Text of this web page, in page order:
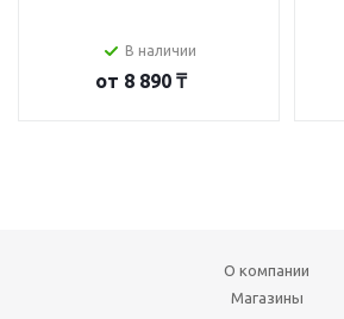
В наличии
от 8 890 ₸
О компании
Магазины